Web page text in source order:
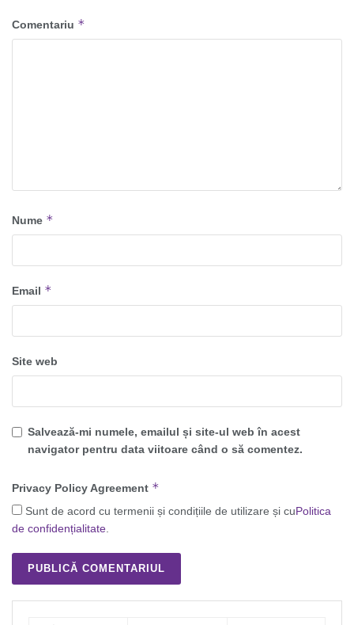
Comentariu *
Nume *
Email *
Site web
Salvează-mi numele, emailul și site-ul web în acest
navigator pentru data viitoare când o să comentez.
Privacy Policy Agreement *
Sunt de acord cu termenii și condițiile de utilizare și cuPolitica
de confidențialitate.